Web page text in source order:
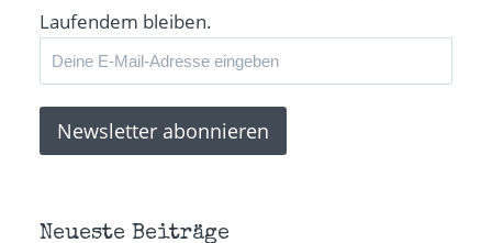
Laufendem bleiben.
Neueste Beiträge